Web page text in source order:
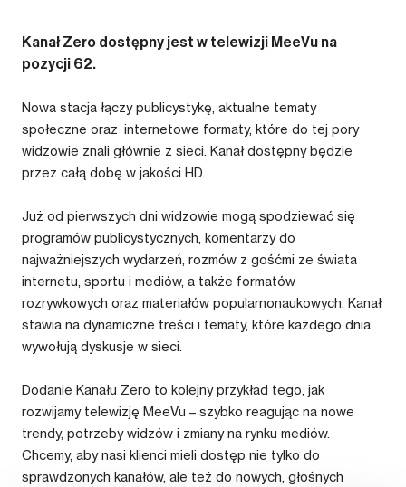
Kanał Zero dostępny jest w telewizji MeeVu na
pozycji 62.
Nowa stacja łączy publicystykę, aktualne tematy
społeczne oraz internetowe formaty, które do tej pory
widzowie znali głównie z sieci. Kanał dostępny będzie
przez całą dobę w jakości HD.
Już od pierwszych dni widzowie mogą spodziewać się
programów publicystycznych, komentarzy do
najważniejszych wydarzeń, rozmów z gośćmi ze świata
internetu, sportu i mediów, a także formatów
rozrywkowych oraz materiałów popularnonaukowych. Kanał
stawia na dynamiczne treści i tematy, które każdego dnia
wywołują dyskusje w sieci.
Dodanie Kanału Zero to kolejny przykład tego, jak
rozwijamy telewizję MeeVu – szybko reagując na nowe
trendy, potrzeby widzów i zmiany na rynku mediów.
Chcemy, aby nasi klienci mieli dostęp nie tylko do
sprawdzonych kanałów, ale też do nowych, głośnych